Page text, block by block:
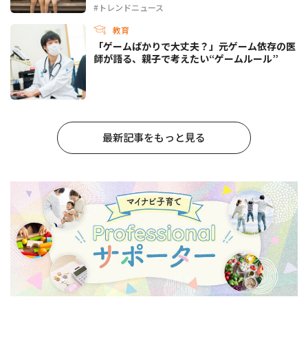
#トレンドニュース
教育
「ゲームばかりで大丈夫？」元ゲーム依存の医
師が語る、親子で考えたい“ゲームルール”
最新記事をもっと見る